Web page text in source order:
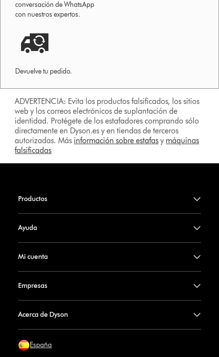
conversación de WhatsApp
con nuestros expertos.
Devuelve tu pedido.
ADVERTENCIA: Evita los productos falsificados, los sitios
web y los correos electrónicos de suplantación de
identidad. Protégete de los estafadores comprando sólo
directamente en Dyson.es y en tiendas de terceros
autorizadas. Más información sobre estafas y máquinas
falsificadas
Productos
Ayuda
Mi cuenta
Empresas
Acerca de Dyson
España